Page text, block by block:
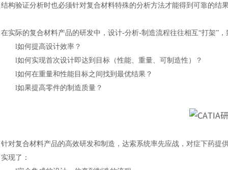
结构验证分析时也必须针对复合材料特殊的分析方法才能得到可靠的结
在实际的复合材料产品的研发中，设计-分析-制造流程往往相互“打架”
l如何提高设计效率？
l如何实现首次设计即达到目标（性能、重量、可制造性）？
l如何在重量和性能目标之间找到最优结果？
l如果提高零件的制造质量？
针对复合材料产品的高效研发和制造，达索系统率先应战，对症下药
实现了：